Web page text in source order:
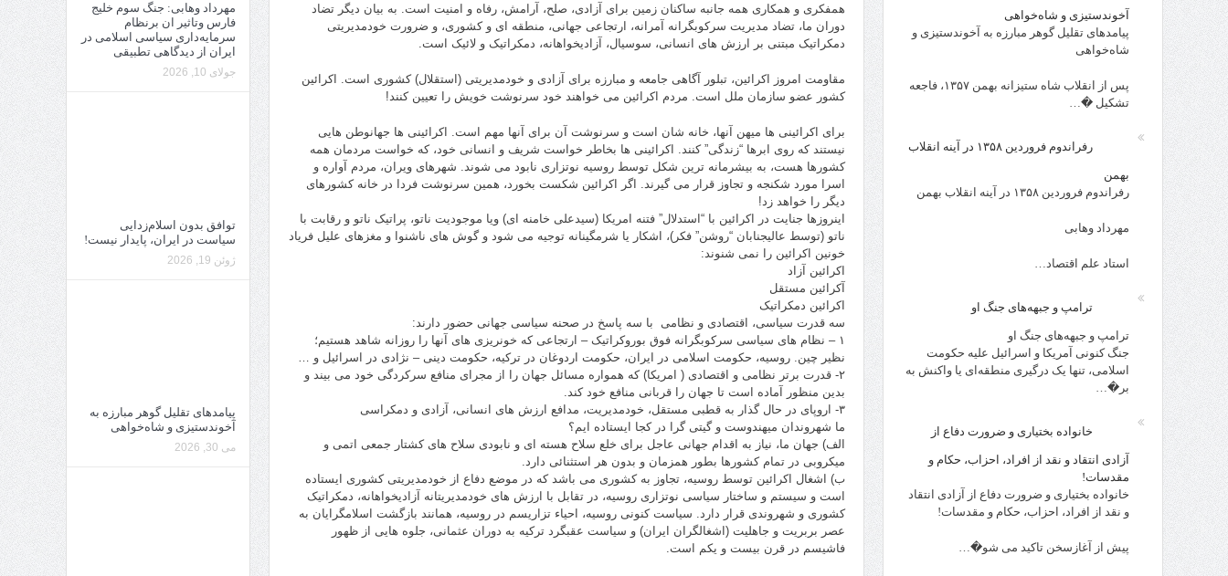
همفکری و همکاری همه جانبه ساکنان زمین برای آزادی، صلح، آرامش، رفاه و امنیت است. به بیان دیگر تضاد
دوران ما، تضاد مدیریت سرکوبگرانه آمرانه، ارتجاعی جهانی، منطقه ای و کشوری، و ضرورت خودمدیریتی
دمکراتیک مبتنی بر ارزش های انسانی، سوسیال، آزادیخواهانه، دمکراتیک و لائیک است.
مقاومت امروز اکرائین، تبلور آگاهی جامعه و مبارزه برای آزادی و خودمدیریتی (استقلال) کشوری است. اکرائین
کشور عضو سازمان ملل است. مردم اکرائین می خواهند خود سرنوشت خویش را تعیین کنند!
برای اکرائینی ها میهن آنها، خانه شان است و سرنوشت آن برای آنها مهم است. اکرائینی ها جهانوطن هایی
نیستند که روی ابرها “زندگی” کنند. اکرائینی ها بخاطر خواست شریف و انسانی خود، که خواست مردمان همه
کشورها هست، به بیشرمانه ترین شکل توسط روسیه نوتزاری نابود می شوند. شهرهای ویران، مردم آواره و
اسرا مورد شکنجه و تجاوز قرار می گیرند. اگر اکرائین شکست بخورد، همین سرنوشت فردا در خانه کشورهای
دیگر را خواهد زد!
اینروزها جنایت در اکرائین با “استدلال” فتنه امریکا (سیدعلی خامنه ای) ویا موجودیت ناتو، پراتیک ناتو و رقابت با
ناتو (توسط عالیجنابان “روشن” فکر)، اشکار یا شرمگینانه توجیه می شود و گوش های ناشنوا و مغزهای علیل فریاد
خونین اکرائین را نمی شنوند:
اکرائین آزاد
آکرائین مستقل
اکرائین دمکراتیک
سه قدرت سیاسی، اقتصادی و نظامی با سه پاسخ در صحنه سیاسی جهانی حضور دارند:
۱ – نظام های سیاسی سرکوبگرانه فوق بوروکراتیک – ارتجاعی که خونریزی های آنها را روزانه شاهد هستیم؛
نظیر چین. روسیه، حکومت اسلامی در ایران، حکومت اردوغان در ترکیه، حکومت دینی – نژادی در اسرائیل و …
۲- قدرت برتر نظامی و اقتصادی ( امریکا) که همواره مسائل جهان را از مجرای منافع سرکردگی خود می بیند و
بدین منظور آماده است تا جهان را قربانی منافع خود کند.
۳- اروپای در حال گذار به قطبی مستقل، خودمدیریت، مدافع ارزش های انسانی، آزادی و دمکراسی
ما شهروندان میهندوست و گیتی گرا در کجا ایستاده ایم؟
الف) جهان ما، نیاز به اقدام جهانی عاجل برای خلع سلاح هسته ای و نابودی سلاح های کشتار جمعی اتمی و
میکروبی در تمام کشورها بطور همزمان و بدون هر استثنائی دارد.
ب) اشغال اکرائین توسط روسیه، تجاوز به کشوری می باشد که در موضع دفاع از خودمدیریتی کشوری ایستاده
است و سیستم و ساختار سیاسی نوتزاری روسیه، در تقابل با ارزش های خودمدیریتانه آزادیخواهانه، دمکراتیک
کشوری و شهروندی قرار دارد. سیاست کنونی روسیه، احیاء تزاریسم در روسیه، همانند بازگشت اسلامگرایان به
عصر بربریت و جاهلیت (اشغالگران ایران) و سیاست عقبگرد ترکیه به دوران عثمانی، جلوه هایی از ظهور
فاشیسم در قرن بیست و یکم است.
مهرداد وهابی: جنگ سوم خلیج
فارس وتاثیر ان برنظام
سرمایه‌داری سیاسی اسلامی در
ایران از دیدگاهی تطبیقی
جولای 10, 2026
توافق بدون اسلام‌زدایی
سیاست در ایران، پایدار نیست!
ژوئن 19, 2026
پیامدهای تقلیل گوهر مبارزه به
آخوندستیزی و شاه‌خواهی
می 30, 2026
آخوندستیزی و شاه‌خواهی
پیامدهای تقلیل گوهر مبارزه به آخوندستیزی و
شاه‌خواهی
پس از انقلاب شاه ستیزانه بهمن ۱۳۵۷، فاجعه
تشکیل �…
رفراندوم فروردین ۱۳۵۸ در آینه انقلاب
بهمن
رفراندوم فروردین ۱۳۵۸ در آینه انقلاب بهمن
مهرداد وهابی
استاد علم اقتصاد…
ترامپ و جبهه‌های جنگ او
ترامپ و جبهه‌های جنگ او
جنگ کنونی آمریکا و اسرائیل علیه حکومت
اسلامی، تنها یک درگیری منطقه‌ای یا واکنش به
بر�…
خانواده بختیاری و ضرورت دفاع از
آزادی انتقاد و نقد از افراد، احزاب، حکام و
مقدسات!
خانواده بختیاری و ضرورت دفاع از آزادی انتقاد
و نقد از افراد، احزاب، حکام و مقدسات!
پیش از آغازسخن تاکید می شو�…